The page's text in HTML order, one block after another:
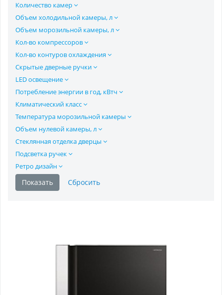
Количество камер
Объем холодильной камеры, л
Объем морозильной камеры, л
Кол-во компрессоров
Кол-во контуров охлаждения
Скрытые дверные ручки
LED освещение
Потребление энергии в год, кВтч
Климатический класс
Температура морозильной камеры
Объем нулевой камеры, л
Стеклянная отделка дверцы
Подсветка ручек
Ретро дизайн